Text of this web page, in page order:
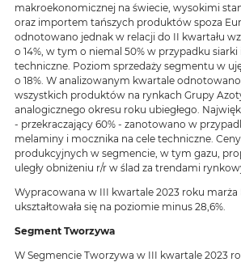
makroekonomicznej na świecie, wysokimi
oraz importem tańszych produktów spoza
odnotowano jednak w relacji do II kwartału
o 14%, w tym o niemal 50% w przypadku
techniczne. Poziom sprzedaży segmentu w
o 18%. W analizowanym kwartale
wszystkich produktów na rynkach Grupy
analogicznego okresu roku ubiegłego.
- przekraczający 60% - zanotowano w
melaminy i mocznika na cele techniczne.
produkcyjnych w segmencie, w tym gazu,
uległy obniżeniu r/r w ślad za trendami
Wypracowana w III kwartale 2023 roku marża
ukształtowała się na poziomie minus 28,6%.
Segment Tworzywa
W Segmencie Tworzywa w III kwartale 2023